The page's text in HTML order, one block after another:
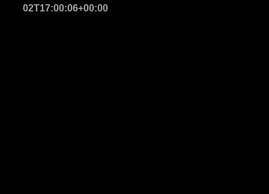
02T17:00:06+00:00